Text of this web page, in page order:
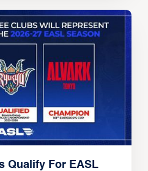
Qualify For EASL